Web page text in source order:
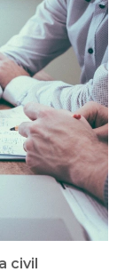
civil